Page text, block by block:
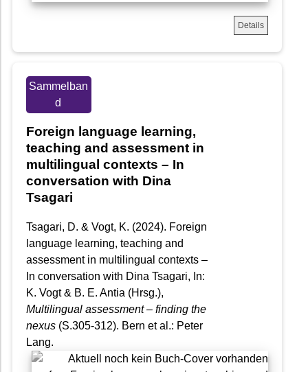
Details
Sammelban
d
Foreign language learning,
teaching and assessment in
multilingual contexts – In
conversation with Dina
Tsagari
Tsagari, D. & Vogt, K. (2024). Foreign
language learning, teaching and
assessment in multilingual contexts –
In conversation with Dina Tsagari, In:
K. Vogt & B. E. Antia (Hrsg.),
Multilingual assessment – finding the
nexus (S.305-312). Bern et al.: Peter
Lang.